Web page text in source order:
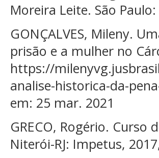
Moreira Leite. São
GONÇALVES, Mileny.
prisão e a mulher no
https://
analise-historica-da-
em: 25 mar. 2021
GRECO, Rogério. Curso
Niterói-RJ: Impetus,